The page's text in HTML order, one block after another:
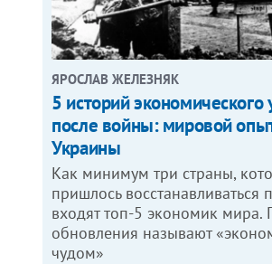
ЯРОСЛАВ ЖЕЛЕЗНЯК
5 историй экономического
после войны: мировой
Украины
Как минимум три страны,
пришлось восстанавливаться
входят топ-5 экономик мира.
обновления называют
чудом»